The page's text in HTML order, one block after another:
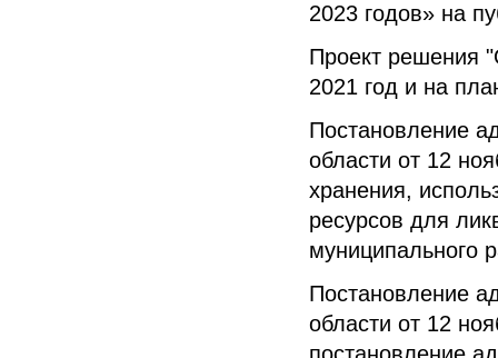
2023 годов» на
Проект решения
2021 год и на
Постановление
области от 12
хранения,
ресурсов для
муниципального
Постановление
области от 12